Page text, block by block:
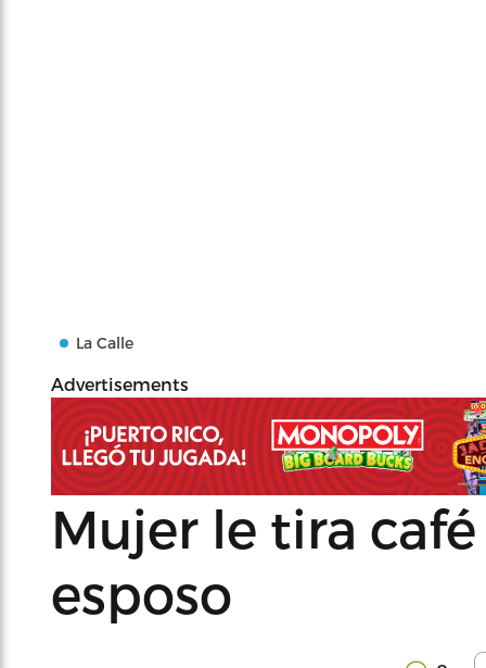
La Calle
Advertisements
Mujer le tira
esposo